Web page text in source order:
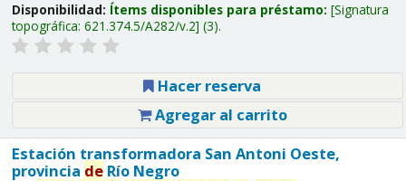
Disponibilidad: Ítems disponibles para préstamo: Signatura
topográfica: 621.374.5/A282/v.2 (3).
Hacer reserva
Agregar al carrito
Estación transformadora San Antoni Oeste,
provincia deRío Negro